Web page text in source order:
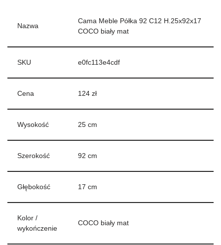
Nazwa
Cama Meble Półka 92 C12 H.25x92x17
COCO biały mat
SKU e0fc113e4cdf
Cena 124 zł
Wysokość 25 cm
Szerokość 92 cm
Głębokość 17 cm
Kolor /
wykończenie
COCO biały mat